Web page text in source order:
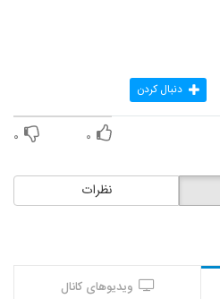
دنبال کردن
۰ ۰
نظرات
ویدیوهای کانال